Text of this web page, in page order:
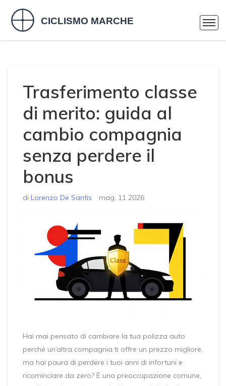
Trasferimento classe
di merito: guida al
cambio compagnia
senza perdere il
bonus
di Lorenzo De Santis mag, 11 2026
Hai mai pensato di cambiare la tua polizza auto
perché un’altra compagnia ti offre un prezzo migliore,
ma hai paura di perdere i tuoi anni di infortuni e
ricominciare da zero? È una preoccupazione comune,